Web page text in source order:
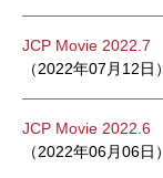
JCP Movie 2022.7
（2022年07月12日）
JCP Movie 2022.6
（2022年06月06日）